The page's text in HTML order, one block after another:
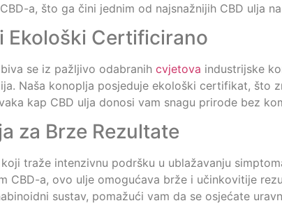
a, što ga čini jednim od najsnažnijih CBD ulja
Ekološki Certificirano
se iz pažljivo odabranih cvjetova industrijske
Naša konoplja posjeduje ekološki certifikat, što
kap CBD ulja donosi vam snagu prirode bez
za Brze Rezultate
traže intenzivnu podršku u ublažavanju
CBD-a, ovo ulje omogućava brže i učinkovitije
sustav, pomažući vam da se osjećate